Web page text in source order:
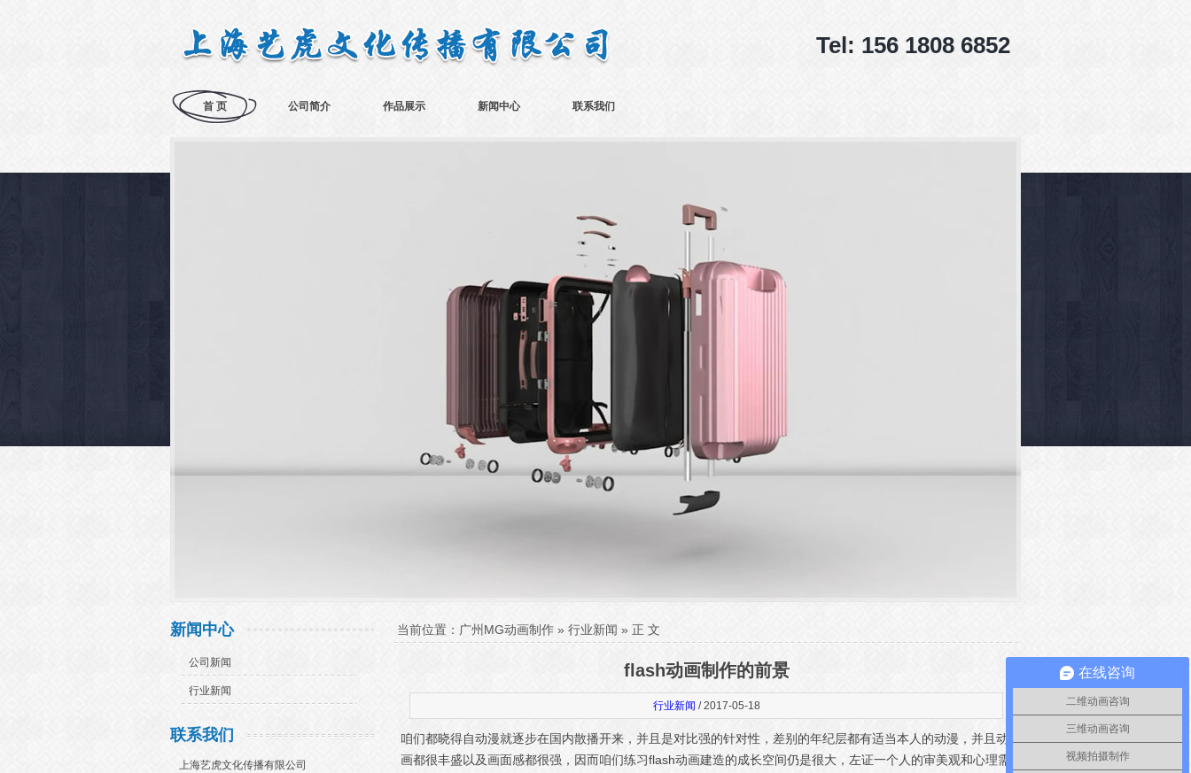
Tel: 156 1808 6852
首 页 公司简介 作品展示 新闻中心 联系我们
新闻中心
公司新闻
行业新闻
联系我们
上海艺虎文化传播有限公司
当前位置： 广州MG动画制作 » 行业新闻 » 正 文
flash动画制作的前景
行业新闻 / 2017-05-18
咱们都晓得自动漫就逐步在国内散播开来，并且是对比强的针对性，差别的年纪层都有适当本人的动漫，并且动
画都很丰盛以及画面感都很强，因而咱们练习flash动画建造的成长空间仍是很大，左证一个人的审美观和心理需
在线咨询
二维动画咨询
三维动画咨询
视频拍摄制作